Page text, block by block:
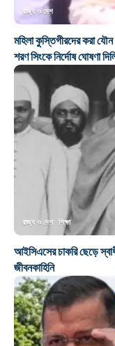
রাজ্য ও দেশ
মহিলা কুস্তিগীরদের করা
শরণ সিংকে নির্দোষ ঘোষণা
রাজ্য ও দেশ শিক্ষা
আইসিএসের চাকরি ছেড়ে
জীবনকাহিনি